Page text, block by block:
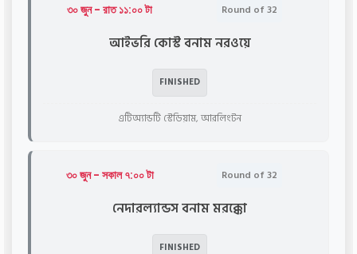
৩০ জুন - রাত ১১:০০ টা Round of 32
আইভরি কোস্ট বনাম নরওয়ে
FINISHED
এটিঅ্যান্ডটি স্টেডিয়াম, আরলিংটন
৩০ জুন - সকাল ৭:০০ টা Round of 32
নেদারল্যান্ডস বনাম মরক্কো
FINISHED